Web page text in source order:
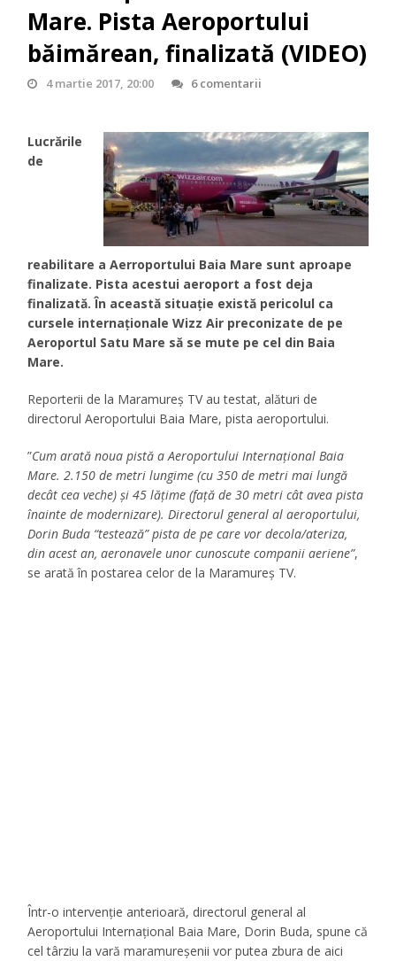
Mare. Pista Aeroportului
băimărean, finalizată (VIDEO)
4 martie 2017, 20:00 6 comentarii
Lucrările
de
reabilitare a Aerroportului Baia Mare sunt aproape
finalizate. Pista acestui aeroport a fost deja
finalizată. În această situație există pericolul ca
cursele internaționale Wizz Air preconizate de pe
Aeroportul Satu Mare să se mute pe cel din Baia
Mare.
Reporterii de la Maramureș TV au testat, alături de
directorul Aeroportului Baia Mare, pista aeroportului.
”Cum arată noua pistă a Aeroportului Internațional Baia
Mare. 2.150 de metri lungime (cu 350 de metri mai lungă
decât cea veche) și 45 lățime (față de 30 metri cât avea pista
înainte de modernizare). Directorul general al aeroportului,
Dorin Buda “testează” pista de pe care vor decola/ateriza,
din acest an, aeronavele unor cunoscute companii aeriene”,
se arată în postarea celor de la Maramureș TV.
Într-o intervenție anterioară, directorul general al
Aeroportului Internațional Baia Mare, Dorin Buda, spune că
cel târziu la vară maramureșenii vor putea zbura de aici